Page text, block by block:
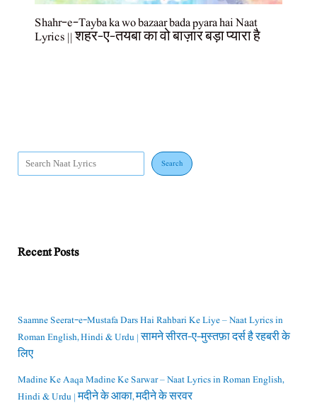
Shahr-e-Tayba ka wo bazaar bada pyara hai Naat
Lyrics || शहर-ए-तयबा का वो बाज़ार बड़ा प्यारा है
Search
Recent Posts
Saamne Seerat-e-Mustafa Dars Hai Rahbari Ke Liye – Naat Lyrics in
Roman English, Hindi & Urdu | सामने सीरत-ए-मुस्तफ़ा दर्स है रहबरी के
लिए
Madine Ke Aaqa Madine Ke Sarwar – Naat Lyrics in Roman English,
Hindi & Urdu | मदीने के आका, मदीने के सरवर